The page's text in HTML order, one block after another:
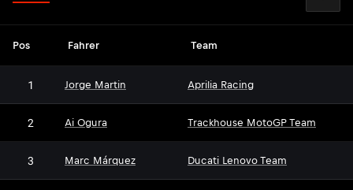
Pos Fahrer Team
1 Jorge Martin Aprilia Racing
2 Ai Ogura Trackhouse MotoGP Team
3 Marc Márquez Ducati Lenovo Team